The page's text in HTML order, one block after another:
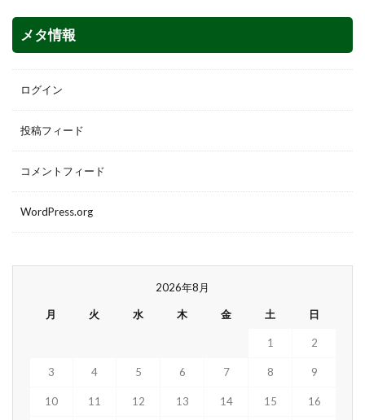
メタ情報
ログイン
投稿フィード
コメントフィード
WordPress.org
2026年8月
月 火 水 木 金 土 日
1 2
3 4 5 6 7 8 9
10 11 12 13 14 15 16